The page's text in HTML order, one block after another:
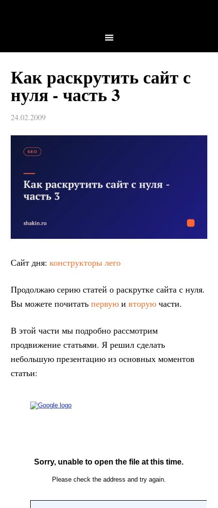
Как раскрутить сайт с
нуля - часть 3
24.02.2009
Сайт дня:конструкторы лего
Продолжаю серию статей о раскрутке сайта с нуля.
Вы можете почитатьпервую ивторую части.
В этой части мы подробно рассмотрим
продвижение статьями. Я решил сделать
небольшую презентацию из основных моментов
статьи: